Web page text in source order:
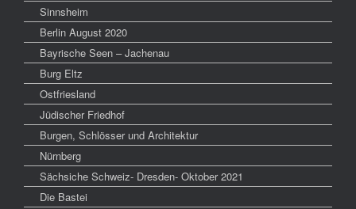
Sinnsheim
Berlin August 2020
Bayrische Seen – Jachenau
Burg Eltz
Ostfriesland
Jüdischer Friedhof
Burgen, Schlösser und Architektur
Nürnberg
Sächsiche Schweiz- Dresden- Oktober 2021
Die Bastei